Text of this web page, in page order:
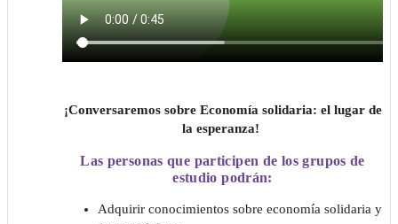
¡Conversaremos sobre Economía solidaria: el lugar de
la esperanza!
Las personas que participen de los grupos de
estudio podrán:
Adquirir conocimientos sobre economía solidaria y